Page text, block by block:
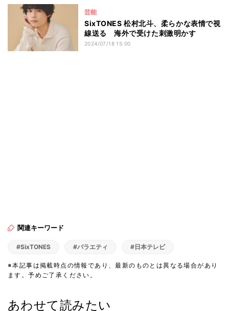
芸能
SixTONES 松村北斗、柔らかな表情で視
線送る 海外で受けた刺激明かす
2024/07/18 15:00
関連キーワード
#SixTONES #バラエティ #日本テレビ
※本記事は掲載時点の情報であり、最新のものとは異なる場合があり
ます。予めご了承ください。
あわせて読みたい